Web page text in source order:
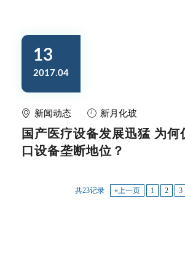
13
2017.04
新闻动态 新月化玻
国产医疗设备发展迅猛 为何
口设备垄断地位？
共23记录 «上一页 1 2 3